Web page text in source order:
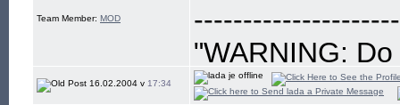
Team Member: MOD
"WARNING:
eye"
16.02.2004 v 17:34